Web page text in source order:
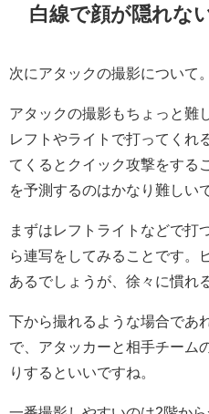
白線で顔が隠れな
次にアタックの撮影について。
アタックの撮影もちょっと難
レフトやライトで打ってくれ
てくるとクイック攻撃をする
を予測するのはかなり難しい
まずはレフトライトなどで打
ら連写をしてみることです。
あるでしょうが、徐々に慣れ
下から撮れるような場合であ
で、アタッカーと相手チーム
りするといいですね。